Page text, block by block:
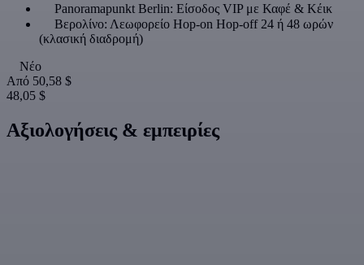
Panoramapunkt Berlin: Είσοδος VIP με Καφέ & Κέικ
Βερολίνο: Λεωφορείο Hop-on Hop-off 24 ή 48 ωρών
(κλασική διαδρομή)
Νέο
Από 50,58 $
48,05 $
Αξιολογήσεις & εμπειρίες